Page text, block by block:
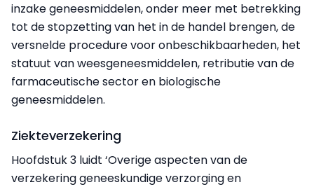
inzake geneesmiddelen, onder meer met betrekking
tot de stopzetting van het in de handel brengen, de
versnelde procedure voor onbeschikbaarheden, het
statuut van weesgeneesmiddelen, retributie van de
farmaceutische sector en biologische
geneesmiddelen.
Ziekteverzekering
Hoofdstuk 3 luidt ‘Overige aspecten van de
verzekering geneeskundige verzorging en